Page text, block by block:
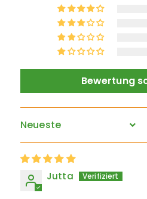
Bewertung
Sort by
Jutta